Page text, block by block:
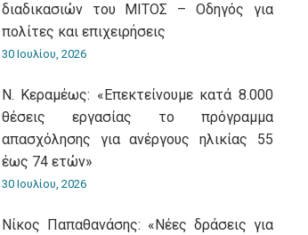
διαδικασιών του ΜΙΤΟΣ – Οδηγός για
πολίτες και επιχειρήσεις
30 Ιουλίου, 2026
Ν. Κεραμέως: «Επεκτείνουμε κατά 8.000
θέσεις εργασίας το πρόγραμμα
απασχόλησης για ανέργους ηλικίας 55
έως 74 ετών»
30 Ιουλίου, 2026
Νίκος Παπαθανάσης: «Νέες δράσεις για